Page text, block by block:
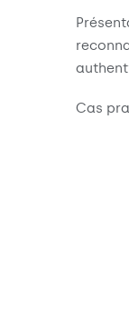
Cas